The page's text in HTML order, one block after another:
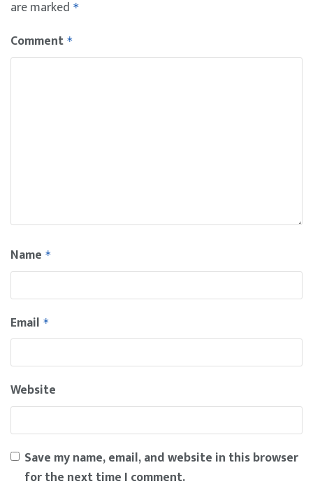
are marked *
Comment *
Name *
Email *
Website
Save my name, email, and website in this browser
for the next time I comment.